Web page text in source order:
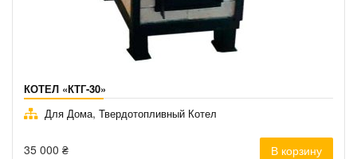
КОТЕЛ «КТГ-30»
Для Дома, Твердотопливный Котел
35 000 ₴ В корзину